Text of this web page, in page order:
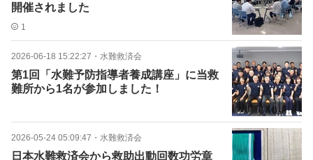
開催されました
1
2026-06-18 15:22:27 ・ 水難救済会
第1回「水難予防指導者養成講座」に当救
難所から1名が参加しました！
2026-05-24 05:09:47 ・ 水難救済会
日本水難救済会から救助出動回数功労章